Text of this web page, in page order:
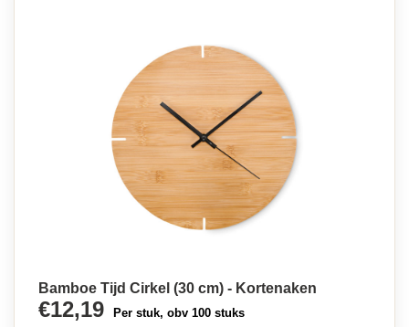
Bamboe Tijd Cirkel (30 cm) - Kortenaken
€12,19 Per stuk, obv 100 stuks